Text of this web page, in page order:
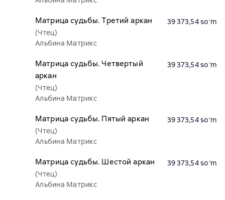
Матрица судьбы. Третий аркан
(Чтец)
Альбина Матрикс
39 373,54 soʻm
Матрица судьбы. Четвертый
аркан
(Чтец)
Альбина Матрикс
39 373,54 soʻm
Матрица судьбы. Пятый аркан
(Чтец)
Альбина Матрикс
39 373,54 soʻm
Матрица судьбы. Шестой аркан
(Чтец)
Альбина Матрикс
39 373,54 soʻm